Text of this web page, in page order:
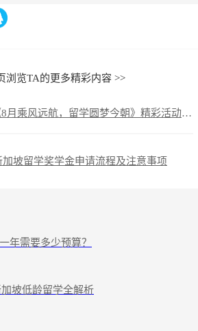
浏览TA的更多精彩内容 >>
金吉列《8月乘风远航，留学圆梦今朝》精彩活动抢先看
加坡留学奖学金申请流程及注意事项
年需要多少预算？
坡低龄留学全解析